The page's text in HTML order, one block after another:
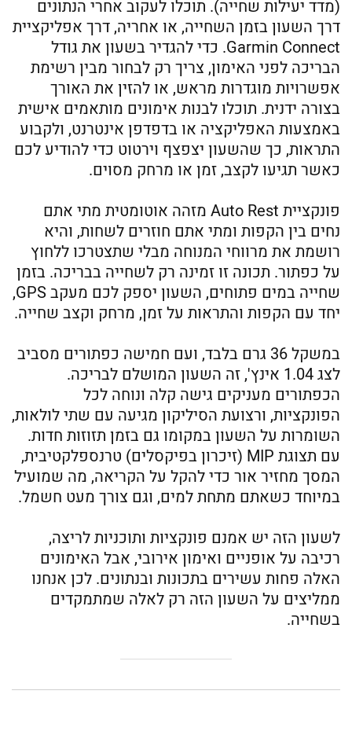
(מדד יעילות שחייה). תוכלו לעקוב אחרי הנתונים
דרך השעון בזמן השחייה, או אחריה, דרך אפליקציית
Garmin Connect. כדי להגדיר בשעון את גודל
הבריכה לפני האימון, צריך רק לבחור מבין רשימת
אפשרויות מוגדרות מראש, או להזין את האורך
בצורה ידנית. תוכלו לבנות אימונים מותאמים אישית
באמצעות האפליקציה או בדפדפן אינטרנט, ולקבוע
התראות, כך שהשעון יצפצף וירטוט כדי להודיע לכם
כאשר תגיעו לקצב, זמן או מרחק מסוים.
פונקציית Auto Rest מזהה אוטומטית מתי אתם
נחים בין הקפות ומתי אתם חוזרים לשחות, והיא
רושמת את מרווחי המנוחה מבלי שתצטרכו ללחוץ
על כפתור. תכונה זו זמינה רק לשחייה בבריכה. בזמן
שחייה במים פתוחים, השעון יספק לכם מעקב GPS,
יחד עם הקפות והתראות על זמן, מרחק וקצב שחייה.
במשקל 36 גרם בלבד, ועם חמישה כפתורים מסביב
לצג 1.04 אינץ', זה השעון המושלם לבריכה.
הכפתורים מעניקים גישה קלה ונוחה לכל
הפונקציות, ורצועת הסיליקון מגיעה עם שתי לולאות,
השומרות על השעון במקומו גם בזמן תזוזות חדות.
עם תצוגת MIP (זיכרון בפיקסלים) טרנספלקטיבית,
המסך מחזיר אור כדי להקל על הקריאה, מה שמועיל
במיוחד כשאתם מתחת למים, וגם צורך מעט חשמל.
לשעון הזה יש אמנם פונקציות ותוכניות לריצה,
רכיבה על אופניים ואימון אירובי, אבל האימונים
האלה פחות עשירים בתכונות ובנתונים. לכן אנחנו
ממליצים על השעון הזה רק לאלה שמתמקדים
בשחייה.